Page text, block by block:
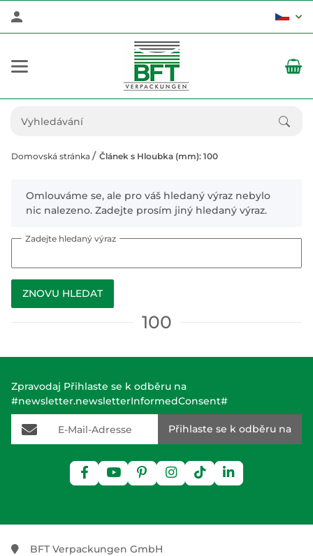
Domovská stránka Článek s Hloubka (mm): 100
x
Omlouváme se, ale pro váš hledaný výraz nebylo
nic nalezeno. Zadejte prosím jiný hledaný výraz.
Zadejte hledaný výraz
ZNOVU HLEDAT
100
Zpravodaj Přihlaste se k odběru na
#newsletter.newsletterInformedConsent#
E-Mail-Adresse
Přihlaste se k odběru na
BFT Verpackungen GmbH